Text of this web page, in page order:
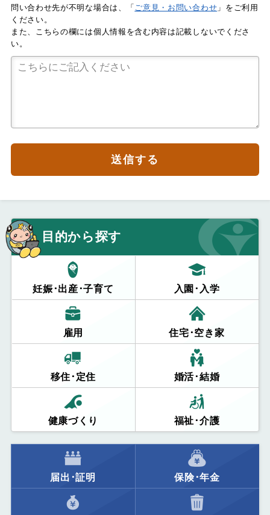
問い合わせ先が不明な場合は、「 ご意見・お問い合わせ 」をご利用
ください。
また、こちらの欄には個人情報を含む内容は記載しないでくださ
い。
送信する
目的から探す
妊娠･出産･子育て 入園･入学
雇用 住宅･空き家
移住･定住 婚活･結婚
健康づくり 福祉･介護
届出･証明 保険･年金